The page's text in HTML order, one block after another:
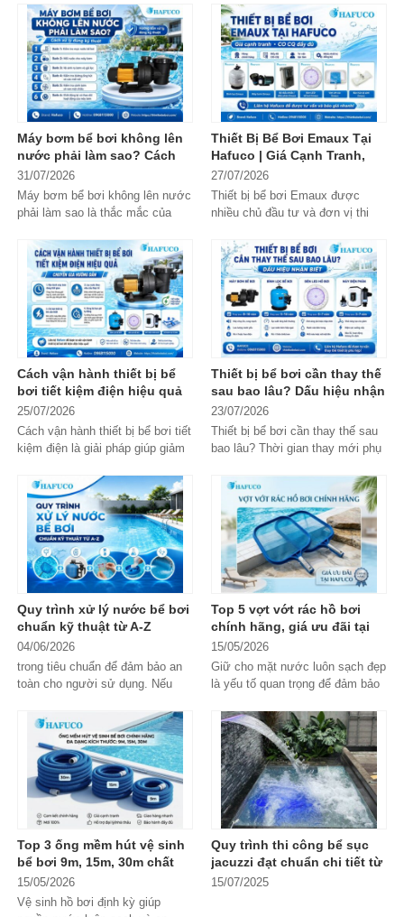
bị bỏ...
chạy song...
Máy bơm bể bơi không lên
nước phải làm sao? Cách
xử lý đúng kỹ thuật
31/07/2026
Máy bơm bể bơi không lên nước
phải làm sao là thắc mắc của
hoàn...
Thiết Bị Bể Bơi Emaux Tại
Hafuco | Giá Cạnh Tranh,
CO CQ Đầy Đủ
27/07/2026
Thiết bị bể bơi Emaux được
nhiều chủ đầu tư và đơn vị thi
ổn...
Cách vận hành thiết bị bể
bơi tiết kiệm điện hiệu quả
[Chuyên gia hướng dẫn]
25/07/2026
Cách vận hành thiết bị bể bơi tiết
kiệm điện là giải pháp giúp giảm
Thiết bị bể bơi cần thay thế
sau bao lâu? Dấu hiệu nhận
biết
23/07/2026
Thiết bị bể bơi cần thay thế sau
bao lâu? Thời gian thay mới phụ
Quy trình xử lý nước bể bơi
chuẩn kỹ thuật từ A-Z
04/06/2026
trong tiêu chuẩn để đảm bảo an
toàn cho người sử dụng. Nếu
nước...
Top 5 vợt vớt rác hồ bơi
chính hãng, giá ưu đãi tại
Hafuco
15/05/2026
Giữ cho mặt nước luôn sạch đẹp
là yếu tố quan trọng để đảm bảo
Top 3 ống mềm hút vệ sinh
bể bơi 9m, 15m, 30m chất
lượng tốt
15/05/2026
Vệ sinh hồ bơi định kỳ giúp
Quy trình thi công bể sục
jacuzzi đạt chuẩn chi tiết từ
A -> Z
15/07/2025